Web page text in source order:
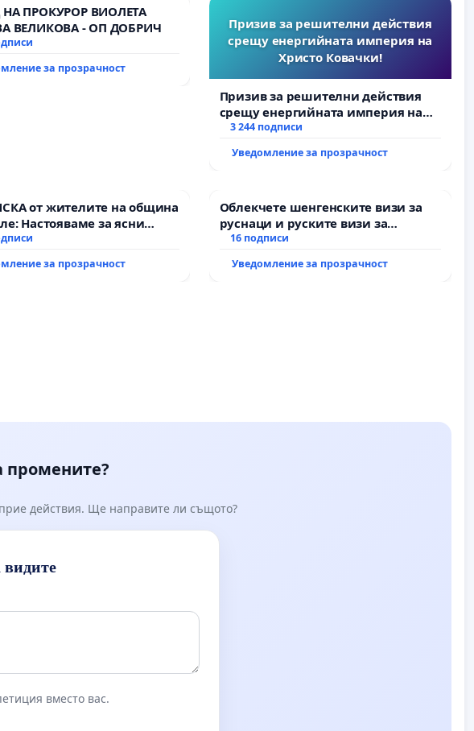
да остане
сигнали до
няма.
ПРОКУРОР ВИОЛЕТА
ВЕЛИКОВА - ОП ДОБРИЧ
за прозрачност
Призив за решителни действия
срещу енергийната империя на
Христо Ковачки!
Призив за решителни действия
срещу енергийната империя на
Христо Ковачки!
3 244 подписи
Уведомление за прозрачност
от жителите на община
Настояваме за ясни
от “Елаците-МЕД” АД и от
екологични норми!
за прозрачност
Облекчете шенгенските визи за
руснаци и руските визи за
българи
16 подписи
Уведомление за прозрачност
промените?
действия. Ще направите ли същото?
видите
вместо вас.